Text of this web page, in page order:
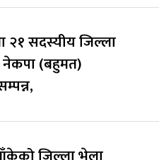
२१ सदस्यीय जिल्ला
नेकपा (बहुमत)